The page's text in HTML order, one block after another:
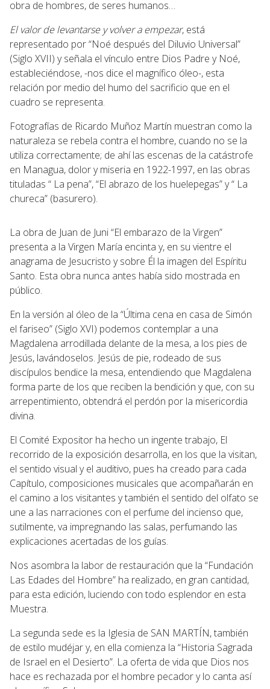
obra de hombres, de seres humanos…
El valor de levantarse y volver a empezar, está
representado por “Noé después del Diluvio Universal”
(Siglo XVII) y señala el vínculo entre Dios Padre y Noé,
estableciéndose, -nos dice el magnífico óleo-, esta
relación por medio del humo del sacrificio que en el
cuadro se representa.
Fotografías de Ricardo Muñoz Martín muestran como la
naturaleza se rebela contra el hombre, cuando no se la
utiliza correctamente; de ahí las escenas de la catástrofe
en Managua, dolor y miseria en 1922-1997, en las obras
tituladas “ La pena”, “El abrazo de los huelepegas” y “ La
chureca” (basurero).
La obra de Juan de Juni “El embarazo de la Virgen”
presenta a la Virgen María encinta y, en su vientre el
anagrama de Jesucristo y sobre Él la imagen del Espíritu
Santo. Esta obra nunca antes había sido mostrada en
público.
En la versión al óleo de la “Última cena en casa de Simón
el fariseo” (Siglo XVI) podemos contemplar a una
Magdalena arrodillada delante de la mesa, a los pies de
Jesús, lavándoselos. Jesús de pie, rodeado de sus
discípulos bendice la mesa, entendiendo que Magdalena
forma parte de los que reciben la bendición y que, con su
arrepentimiento, obtendrá el perdón por la misericordia
divina.
El Comité Expositor ha hecho un ingente trabajo, El
recorrido de la exposición desarrolla, en los que la visitan,
el sentido visual y el auditivo, pues ha creado para cada
Capítulo, composiciones musicales que acompañarán en
el camino a los visitantes y también el sentido del olfato se
une a las narraciones con el perfume del incienso que,
sutilmente, va impregnando las salas, perfumando las
explicaciones acertadas de los guías.
Nos asombra la labor de restauración que la “Fundación
Las Edades del Hombre” ha realizado, en gran cantidad,
para esta edición, luciendo con todo esplendor en esta
Muestra.
La segunda sede es la Iglesia de SAN MARTÍN, también
de estilo mudéjar y, en ella comienza la “Historia Sagrada
de Israel en el Desierto”. La oferta de vida que Dios nos
hace es rechazada por el hombre pecador y lo canta así